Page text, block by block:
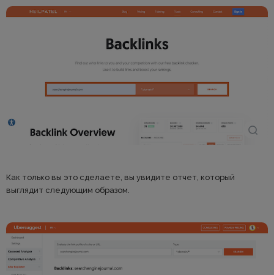
Как только вы это сделаете, вы увидите отчет, который
выглядит следующим образом.